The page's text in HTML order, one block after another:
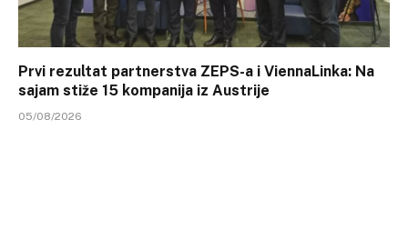
Prvi rezultat partnerstva ZEPS-a i ViennaLinka: Na
sajam stiže 15 kompanija iz Austrije
05/08/2026